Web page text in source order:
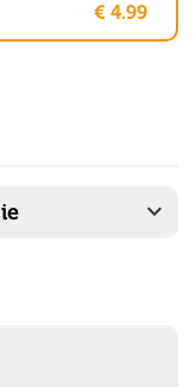
€ 4.99
expand_more